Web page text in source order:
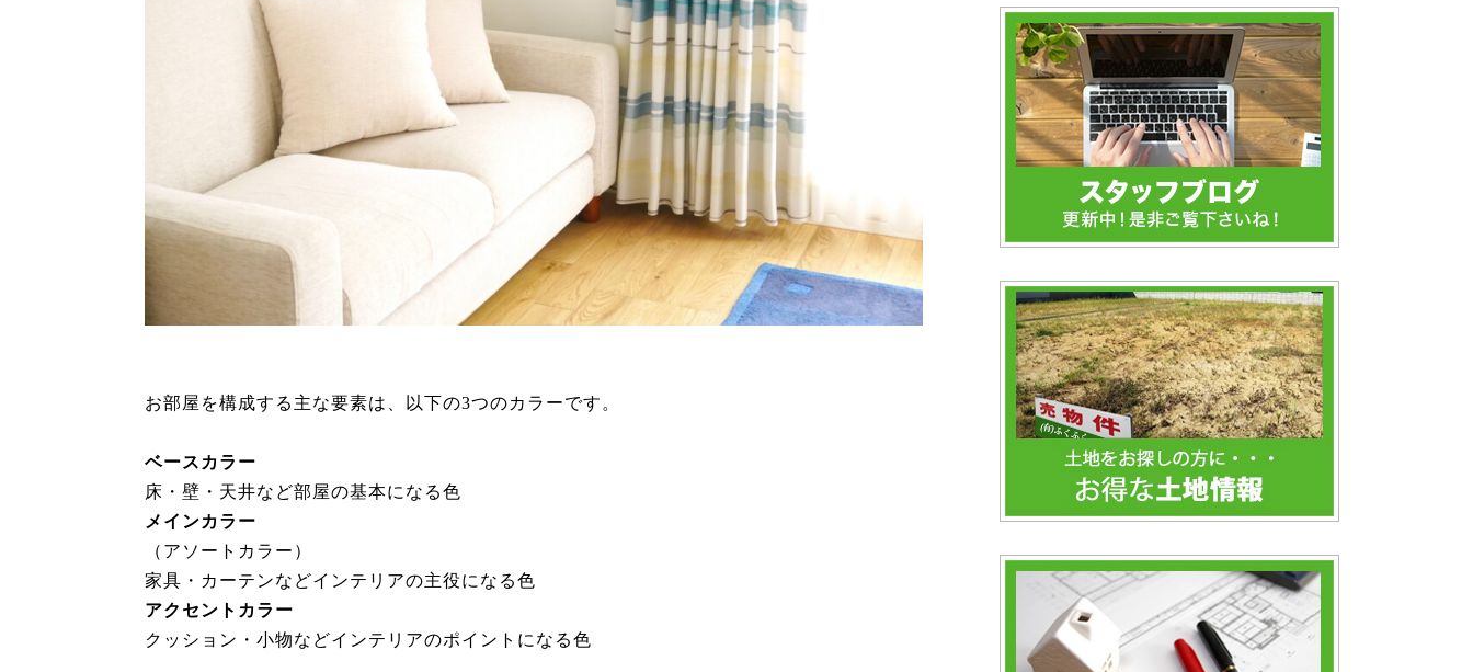
お部屋を構成する主な要素は、以下の3つのカラーです。
ベースカラー
床・壁・天井など部屋の基本になる色
メインカラー
（アソートカラー）
家具・カーテンなどインテリアの主役になる色
アクセントカラー
クッション・小物などインテリアのポイントになる色